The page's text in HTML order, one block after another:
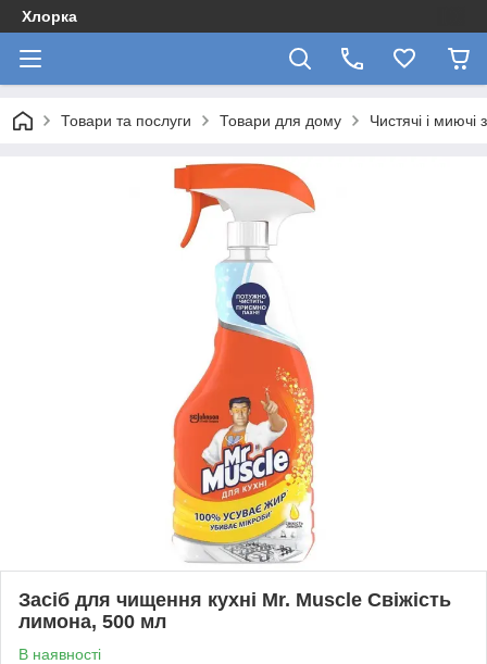
Хлорка
Товари та послуги Товари для дому Чистячі і миючі
Засіб для чищення кухні Mr. Muscle Свіжість
лимона, 500 мл
В наявності